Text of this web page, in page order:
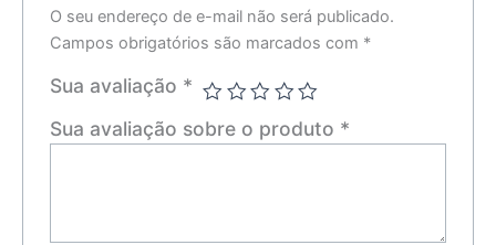
O seu endereço de e-mail não será publicado.
Campos obrigatórios são marcados com *
Sua avaliação *
Sua avaliação sobre o produto *